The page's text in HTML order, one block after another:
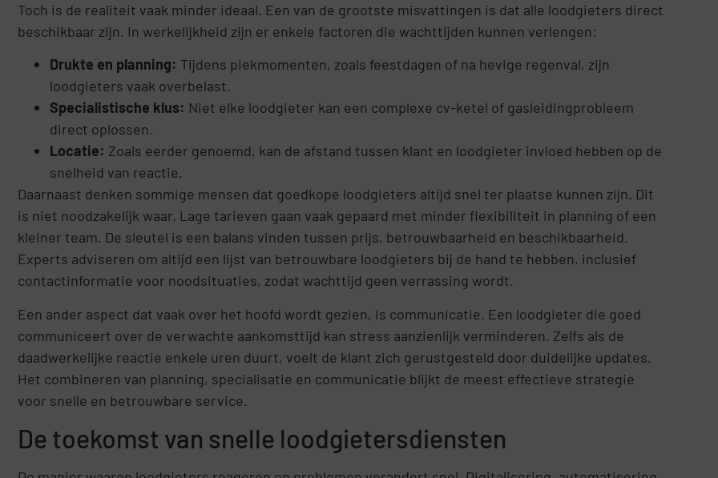
Toch is de realiteit vaak minder ideaal. Een van de grootste misvattingen is dat alle loodgieters direct
beschikbaar zijn. In werkelijkheid zijn er enkele factoren die wachttijden kunnen verlengen:
Drukte en planning: Tijdens piekmomenten, zoals feestdagen of na hevige regenval, zijn
loodgieters vaak overbelast.
Specialistische klus: Niet elke loodgieter kan een complexe cv-ketel of gasleidingprobleem
direct oplossen.
Locatie: Zoals eerder genoemd, kan de afstand tussen klant en loodgieter invloed hebben op de
snelheid van reactie.
Daarnaast denken sommige mensen dat goedkope loodgieters altijd snel ter plaatse kunnen zijn. Dit
is niet noodzakelijk waar. Lage tarieven gaan vaak gepaard met minder flexibiliteit in planning of een
kleiner team. De sleutel is een balans vinden tussen prijs, betrouwbaarheid en beschikbaarheid.
Experts adviseren om altijd een lijst van betrouwbare loodgieters bij de hand te hebben, inclusief
contactinformatie voor noodsituaties, zodat wachttijd geen verrassing wordt.
Een ander aspect dat vaak over het hoofd wordt gezien, is communicatie. Een loodgieter die goed
communiceert over de verwachte aankomsttijd kan stress aanzienlijk verminderen. Zelfs als de
daadwerkelijke reactie enkele uren duurt, voelt de klant zich gerustgesteld door duidelijke updates.
Het combineren van planning, specialisatie en communicatie blijkt de meest effectieve strategie
voor snelle en betrouwbare service.
De toekomst van snelle loodgietersdiensten